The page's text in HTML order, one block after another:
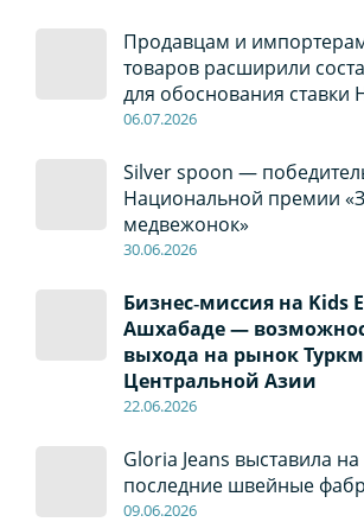
Продавцам и
товаров расширили
для обоснования ставки
06.07.2026
Silver spoon —
Национальной премии
медвежонок»
30.06.2026
Бизнес‑миссия на Kids
Ашхабаде —
выхода на рынок
Центральной Азии
22.06.2026
Gloria Jeans выставила
последние швейные
09.06.2026